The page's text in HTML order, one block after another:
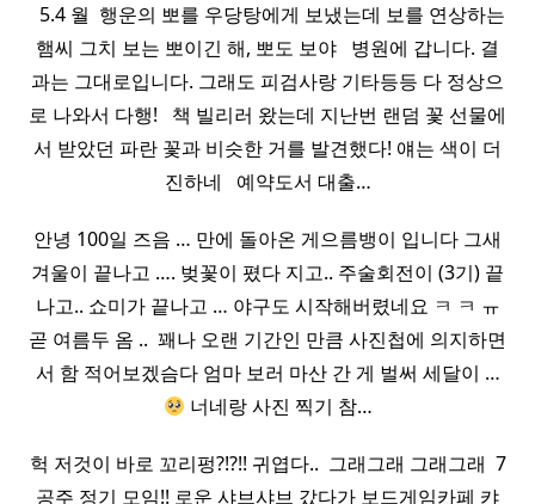
​ ​ 5.4 월 ​ 행운의 뽀를 우당탕에게 보냈는데 보를 연상하는
햄씨 그치 보는 뽀이긴 해, 뽀도 보야 ​ ​ 병원에 갑니다. 결
과는 그대로입니다. 그래도 피검사랑 기타등등 다 정상으
로 나와서 다행! ​ ​ 책 빌리러 왔는데 지난번 랜덤 꽃 선물에
서 받았던 파란 꽃과 비슷한 거를 발견했다! 얘는 색이 더
진하네 ​ ​ 예약도서 대출…
안녕 100일 즈음 … 만에 돌아온 게으름뱅이 입니다 그새
겨울이 끝나고 …. 벚꽃이 폈다 지고.. 주술회전이 (3기) 끝
나고.. 쇼미가 끝나고 … 야구도 시작해버렸네요 ㅋ ㅋ ㅠ
곧 여름두 옴 .. ​ 꽤나 오랜 기간인 만큼 사진첩에 의지하면
서 함 적어보겠슴다 엄마 보러 마산 간 게 벌써 세달이 …
너네랑 사진 찍기 참…
헉 저것이 바로 꼬리펑?!?!! 귀엽다.. ​ 그래그래 그래그래 ​ 7
공주 정기 모임!! 로운 샤브샤브 갔다가 보드게임카페 캬